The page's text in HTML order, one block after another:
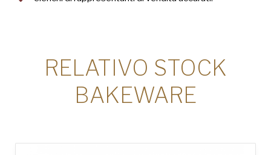
RELATIVO STOCK
BAKEWARE